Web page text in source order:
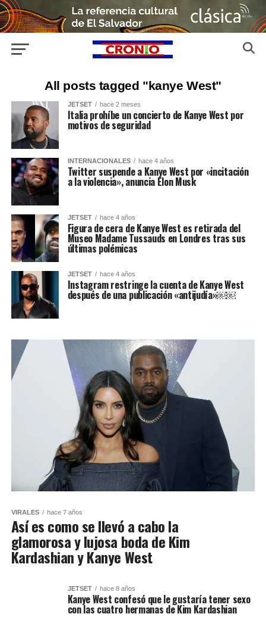
All posts tagged "kanye West"
JETSET hace 2 meses
Italia prohíbe un concierto de Kanye West por
motivos de seguridad
INTERNACIONALES hace 4 años
Twitter suspende a Kanye West por «incitación
a la violencia», anuncia Elon Musk
JETSET hace 4 años
Figura de cera de Kanye West es retirada del
Museo Madame Tussauds en Londres tras sus
últimas polémicas
JETSET hace 4 años
Instagram restringe la cuenta de Kanye West
después de una publicación «antijudía»￼￼
VIRALES hace 7 años
Así es como se llevó a cabo la
glamorosa y lujosa boda de Kim
Kardashian y Kanye West
JETSET hace 8 años
Kanye West confesó que le gustaría tener sexo
con las cuatro hermanas de Kim Kardashian